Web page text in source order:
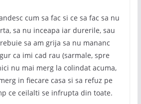
cum sa fac si ce sa fac sa nu
sa nu inceapa iar durerile, sau
sa am grija sa nu mananc
ca imi cad rau (sarmale, spre
nu mai merg la colindat acuma,
in fiecare casa si sa refuz pe
ce ceilalti se infrupta din toate.